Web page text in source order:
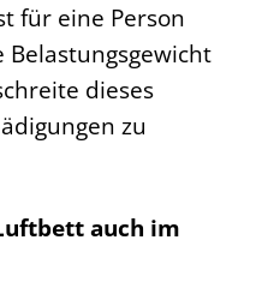
für eine Person
Belastungsgewicht
dieses
zu
auch im